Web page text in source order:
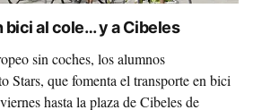
bici al cole… y a Cibeles
sin coches, los alumnos
Stars, que fomenta el transporte en bici
hasta la plaza de Cibeles de